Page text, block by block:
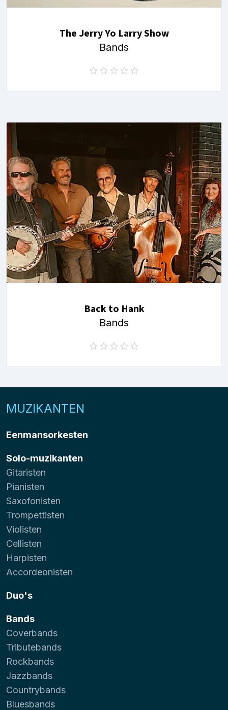
The Jerry Yo Larry Show
Bands
Back to Hank
Bands
MUZIKANTEN
Eenmansorkesten
Solo-muzikanten
Gitaristen
Pianisten
Saxofonisten
Trompettisten
Violisten
Cellisten
Harpisten
Accordeonisten
Duo's
Bands
Coverbands
Tributebands
Rockbands
Jazzbands
Countrybands
Bluesbands